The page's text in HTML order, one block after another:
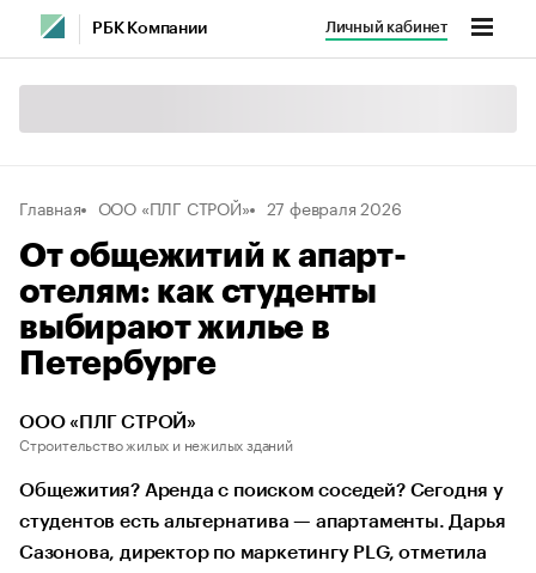
РБК Компании Личный кабинет
Главная ООО «ПЛГ СТРОЙ» 27 февраля 2026
От общежитий к апарт-
отелям: как студенты
выбирают жилье в
Петербурге
ООО «ПЛГ СТРОЙ»
Строительство жилых и нежилых зданий
Общежития? Аренда с поиском соседей? Сегодня у
студентов есть альтернатива — апартаменты. Дарья
Сазонова, директор по маркетингу PLG, отметила